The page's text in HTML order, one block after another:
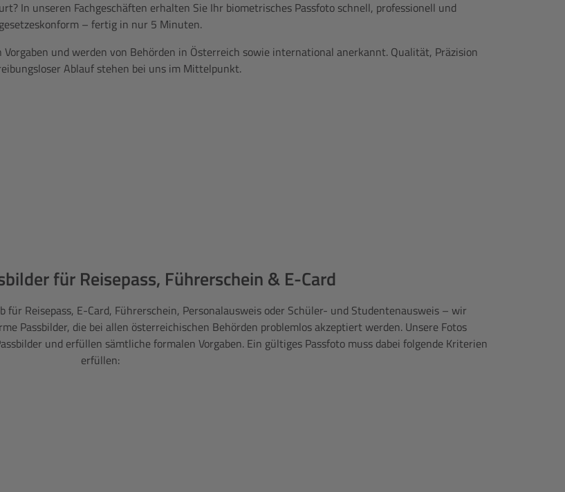
In unseren Fachgeschäften erhalten Sie Ihr biometrisches Passfoto schnell, professionell und
gesetzeskonform – fertig in nur 5 Minuten.
und werden von Behörden in Österreich sowie international anerkannt. Qualität, Präzision
Ablauf stehen bei uns im Mittelpunkt.
für Reisepass, Führerschein & E-Card
Reisepass, E-Card, Führerschein, Personalausweis oder Schüler- und Studentenausweis – wir
Passbilder, die bei allen österreichischen Behörden problemlos akzeptiert werden. Unsere Fotos
und erfüllen sämtliche formalen Vorgaben. Ein gültiges Passfoto muss dabei folgende Kriterien
erfüllen: